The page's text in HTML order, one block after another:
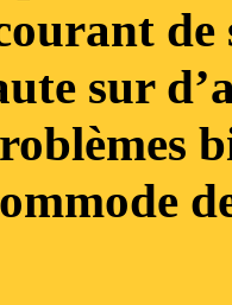
de
sur